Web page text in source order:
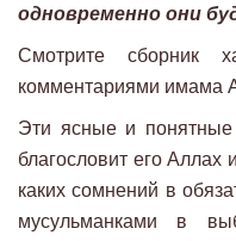
одновременно они
Смотрите сборник
комментариями имама
Эти ясные и понятные
благословит его Аллах
каких сомнений в
мусульманками в